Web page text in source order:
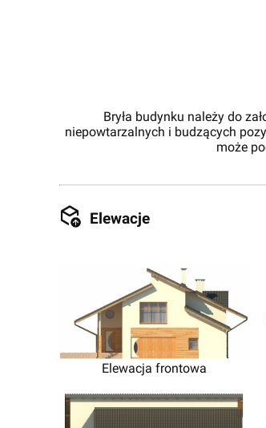
Bryła budynku należy do
niepowtarzalnych i budzących
może
Elewacje
Elewacja frontowa